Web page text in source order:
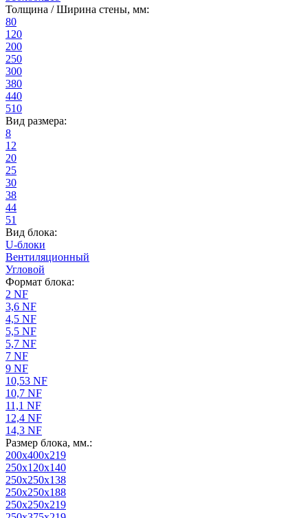
Толщина / Ширина стены, мм:
80
120
200
250
300
380
440
510
Вид размера:
8
12
20
25
30
38
44
51
Вид блока:
U-блоки
Вентиляционный
Угловой
Формат блока:
2 NF
3,6 NF
4,5 NF
5,5 NF
5,7 NF
7 NF
9 NF
10,53 NF
10,7 NF
11,1 NF
12,4 NF
14,3 NF
Размер блока, мм.:
200x400x219
250x120x140
250x250x138
250x250x188
250x250x219